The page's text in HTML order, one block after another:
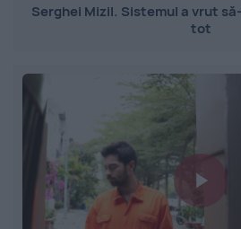
Serghei Mizil. Sistemul a vrut
tot